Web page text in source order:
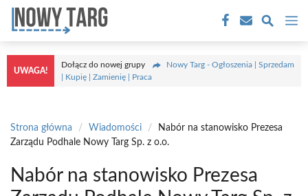
Przejdź
treści
UWAGA!
Dołącz do nowej grupy
Nowy Targ - Ogłoszenia | Sprzedam
| Kupię | Zamienię | Praca
Strona główna / Wiadomości /
Nabór na stanowisko Prezesa
Zarządu Podhale Nowy Targ Sp. z o.o.
Nabór na stanowisko Prezesa